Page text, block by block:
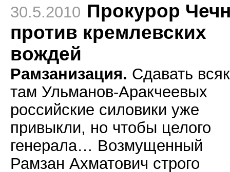
30.5.2010 Прокурор
против кремлевских
вождей
Рамзанизация. Сдавать
там Ульманов-Аракчеевых
российские силовики уже
привыкли, но чтобы целого
генерала… Возмущенный
Рамзан Ахматович строго